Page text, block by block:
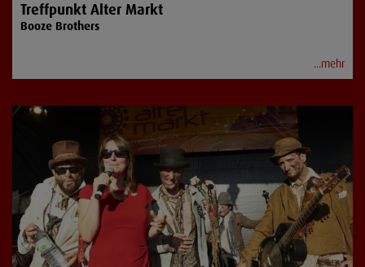
Treffpunkt Alter Markt
Booze Brothers
...mehr